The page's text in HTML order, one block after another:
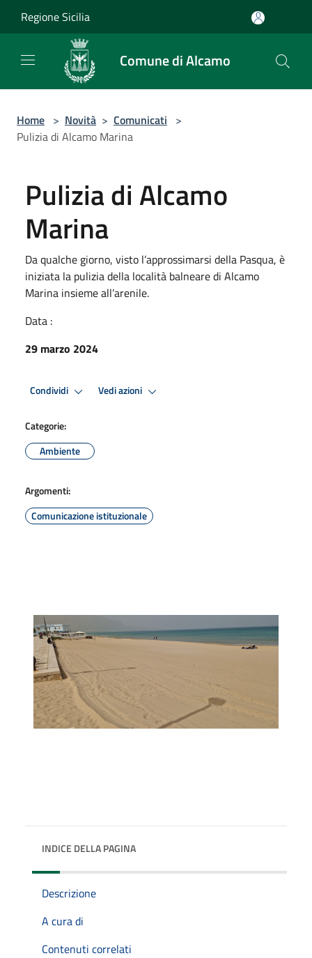
Regione Sicilia
Comune di Alcamo
Home > Novità > Comunicati >
Pulizia di Alcamo Marina
Pulizia di Alcamo
Marina
Da qualche giorno, visto l’approssimarsi della Pasqua, è
iniziata la pulizia della località balneare di Alcamo
Marina insieme all’arenile.
Data :
29 marzo 2024
Condividi Vedi azioni
Categorie:
Ambiente
Argomenti:
Comunicazione istituzionale
INDICE DELLA PAGINA
Descrizione
A cura di
Contenuti correlati